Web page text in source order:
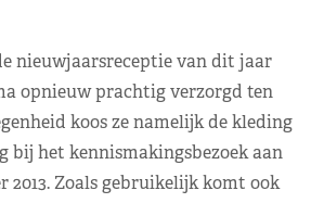
nieuwjaarsreceptie van dit jaar
opnieuw prachtig verzorgd ten
koos ze namelijk de kleding
bij het kennismakingsbezoek aan
2013. Zoals gebruikelijk komt ook